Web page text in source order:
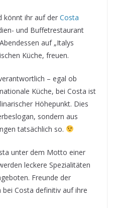
könnt ihr auf der Costa
und Buffetrestaurant
auf „Italys
Küche, freuen.
– egal ob
Küche, bei Costa ist
Höhepunkt. Dies
sondern aus
tatsächlich so.
unter dem Motto einer
leckere Spezialitäten
Freunde der
Costa definitiv auf ihre